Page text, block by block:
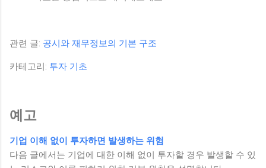
관련 글: 공시와 재무정보의 기본 구조
카테고리: 투자 기초
예고
기업 이해 없이 투자하면 발생하는 위험
다음 글에서는 기업에 대한 이해 없이 투자할 경우 발생할 수 있